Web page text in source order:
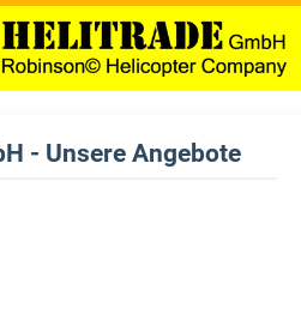
- Unsere Angebote